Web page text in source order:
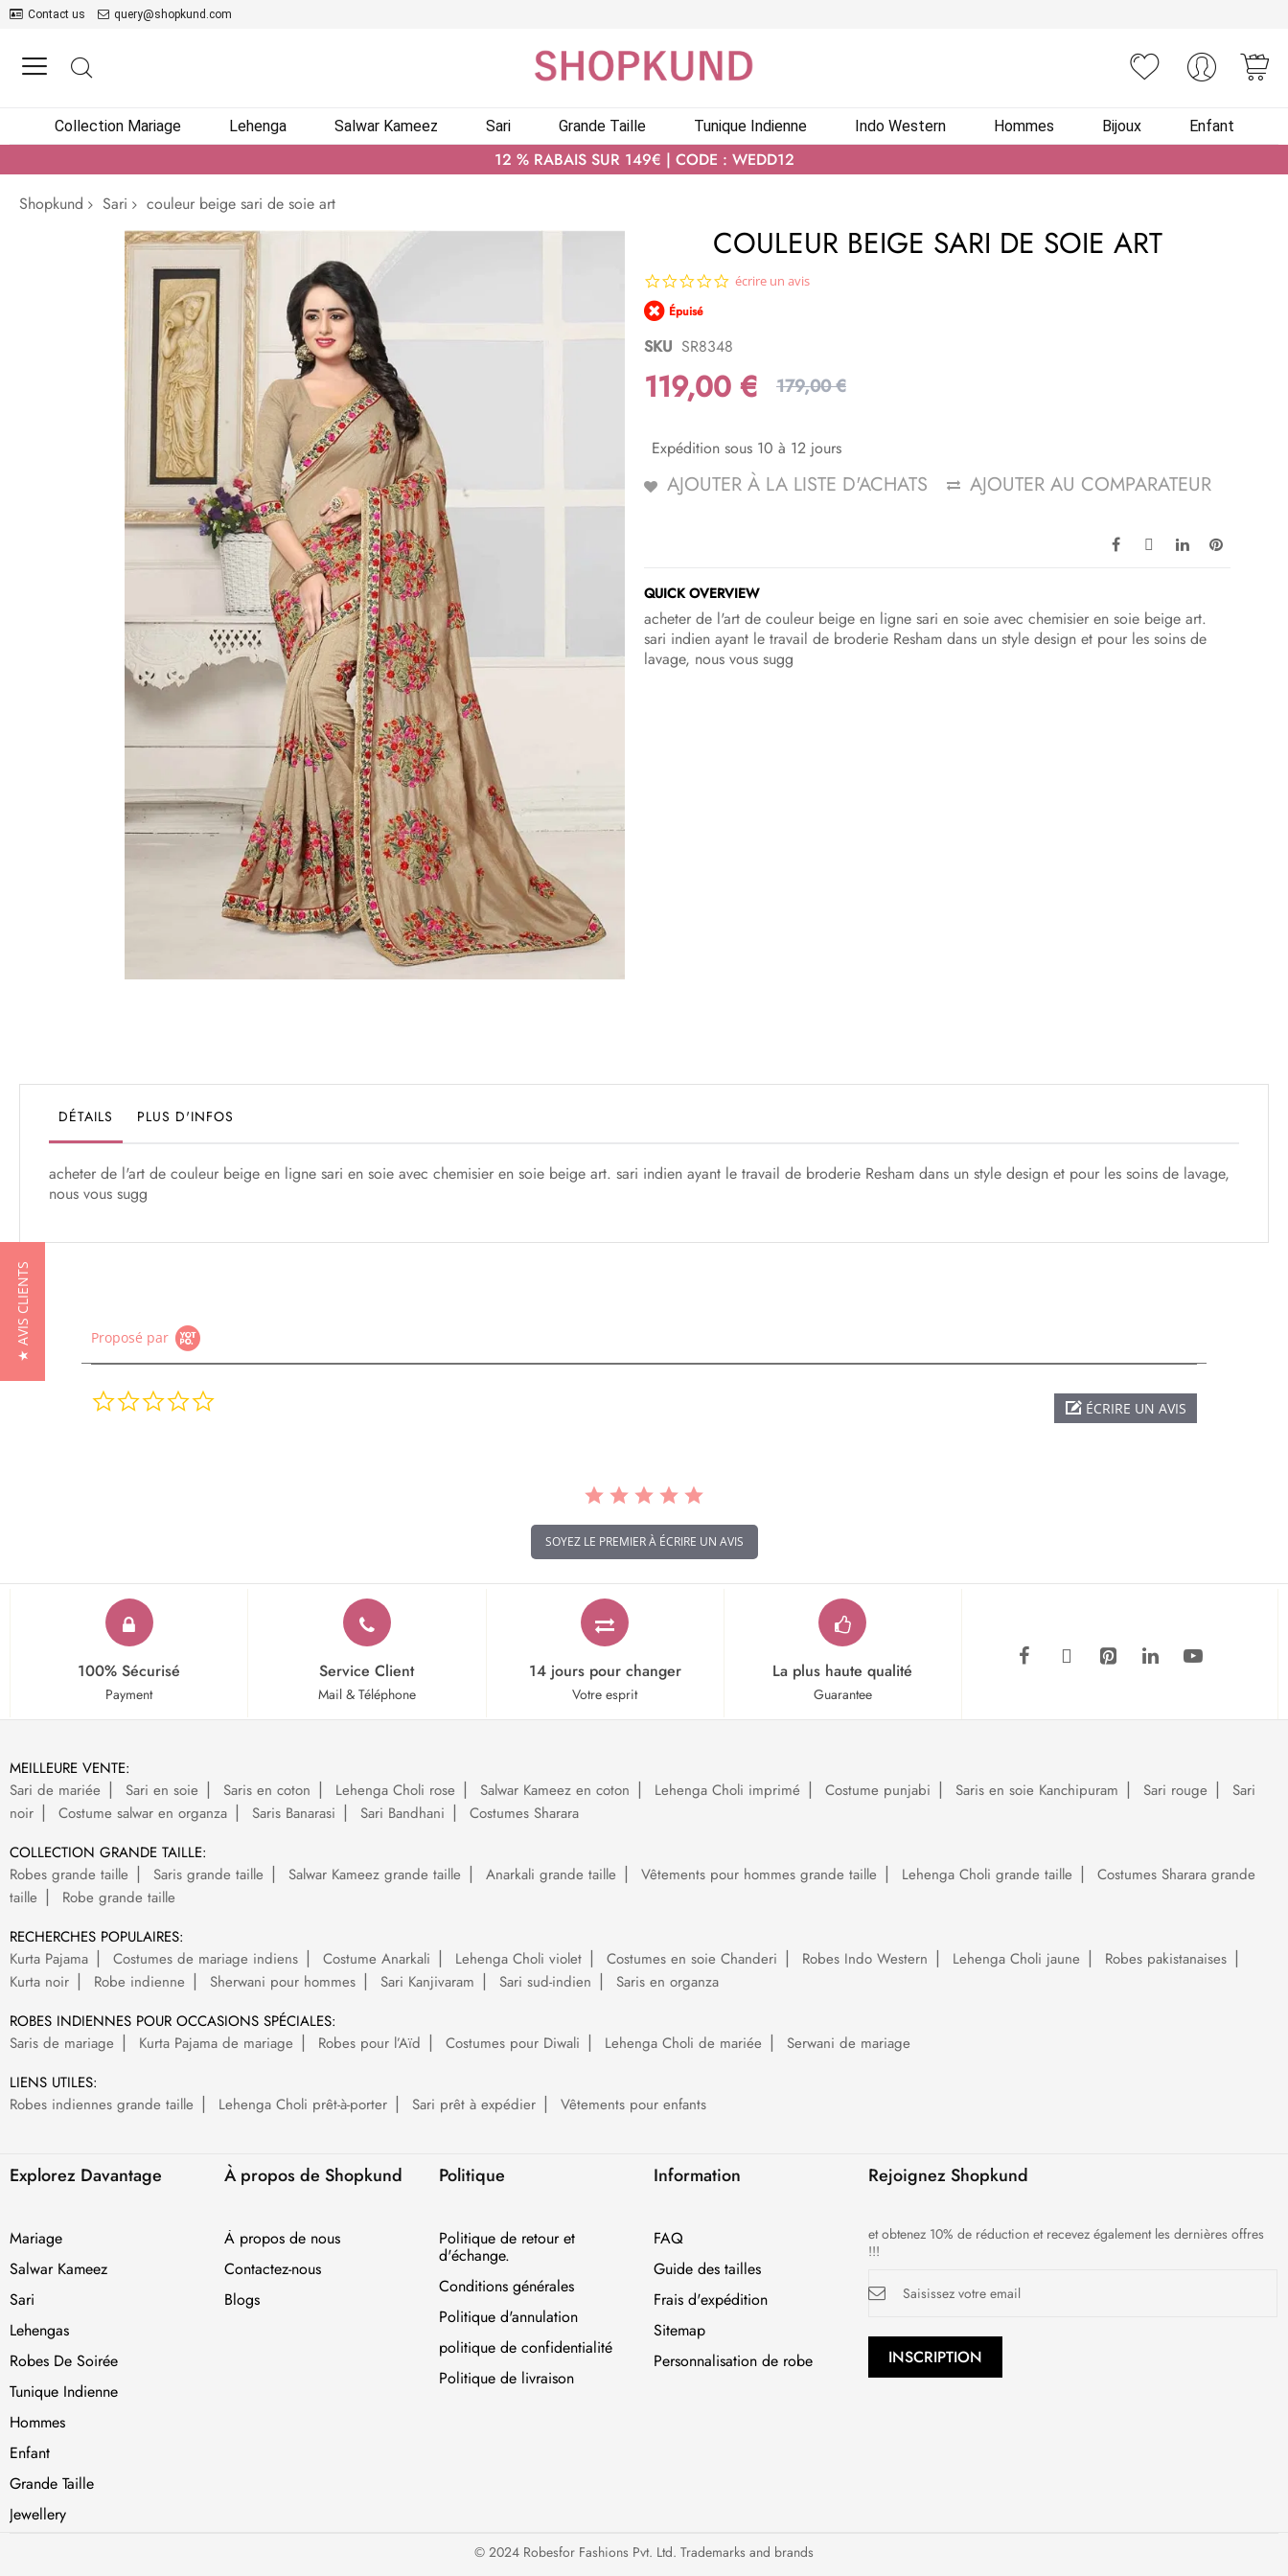
Contact us query@shopkund.com
Collection Mariage Lehenga Salwar Kameez Sari Grande Taille Tunique Indienne Indo Western Hommes Bijoux Enfant
12 % RABAIS SUR 149€ | CODE : WEDD12
Shopkund
Sari
couleur beige sari de soie art
la
Galerie
d’images
COULEUR BEIGE SARI DE SOIE ART
0.0
écrire un avis
Épuisé
SKU SR8348
119,00 € 179,00 €
Expédition sous 10 à 12 jours
AJOUTER À LA LISTE D'ACHATS AJOUTER AU COMPARATEUR
QUICK OVERVIEW
acheter de l'art de couleur beige en ligne sari en soie avec chemisier en soie beige art.
sari indien ayant le travail de broderie Resham dans un style design et pour les soins de
lavage, nous vous sugg
DÉTAILS PLUS D'INFOS
acheter de l'art de couleur beige en ligne sari en soie avec chemisier en soie beige art. sari indien ayant le travail de broderie Resham dans un style design et pour les soins de lavage,
nous vous sugg
Proposé par
ÉCRIRE UN AVIS
SOYEZ LE PREMIER À ÉCRIRE UN AVIS
100% Sécurisé
Payment
Service Client
Mail & Téléphone
14 jours pour changer
Votre esprit
La plus haute qualité
Guarantee
MEILLEURE VENTE:
Sari de mariée
Sari en soie Saris en coton Lehenga Choli rose Salwar Kameez en coton Lehenga Choli imprimé Costume punjabi Saris en soie Kanchipuram Sari rouge
Sari
noir
Costume salwar en organza Saris Banarasi Sari Bandhani
Costumes Sharara
COLLECTION GRANDE TAILLE:
Robes grande taille
Saris grande taille Salwar Kameez grande taille Anarkali grande taille Vêtements pour hommes grande taille Lehenga Choli grande taille
Costumes Sharara grande
taille
Robe grande taille
RECHERCHES POPULAIRES:
Kurta Pajama
Costumes de mariage indiens Costume Anarkali Lehenga Choli violet Costumes en soie Chanderi Robes Indo Western Lehenga Choli jaune
Robes pakistanaises
Kurta noir
Robe indienne Sherwani pour hommes Sari Kanjivaram Sari sud-indien
Saris en organza
ROBES INDIENNES POUR OCCASIONS SPÉCIALES:
Saris de mariage
Kurta Pajama de mariage Robes pour l’Aïd Costumes pour Diwali Lehenga Choli de mariée
Serwani de mariage
LIENS UTILES:
Robes indiennes grande taille
Lehenga Choli prêt-à-porter Sari prêt à expédier Vêtements pour enfants
Explorez Davantage
Mariage
Salwar Kameez
Sari
Lehengas
Robes De Soirée
Tunique Indienne
Hommes
Enfant
Grande Taille
Jewellery
À propos de Shopkund
À propos de nous
Contactez-nous
Blogs
Politique
Politique de retour et
d'échange.
Conditions générales
Politique d'annulation
politique de confidentialité
Politique de livraison
Information
FAQ
Guide des tailles
Frais d'expédition
Sitemap
Personnalisation de robe
Rejoignez Shopkund
et obtenez 10% de réduction et recevez également les dernières offres
!!!
à
:
INSCRIPTION
© 2024 Robesfor Fashions Pvt. Ltd. Trademarks and brands
★ AVIS CLIENTS